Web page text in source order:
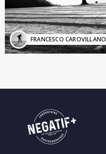
FRANCESCO CAROVILLANO